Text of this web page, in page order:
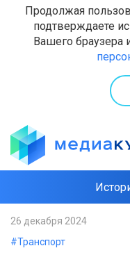
Продолжая
подтверждаете
Вашего браузера
26 декабря 2024
#Транспорт